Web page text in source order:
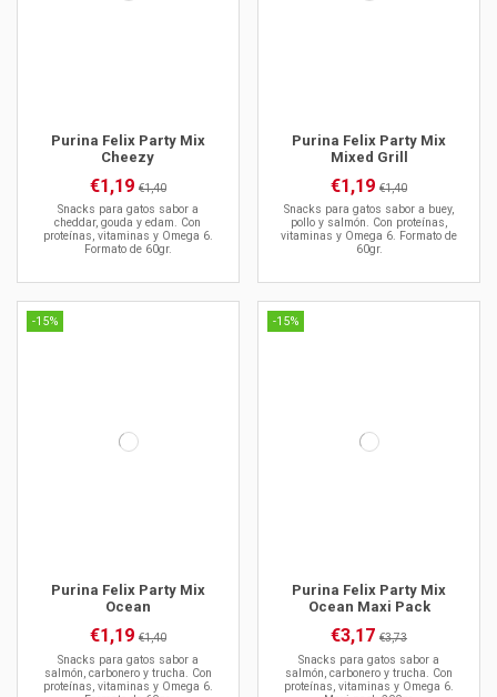
Purina Felix Party Mix
Cheezy
€1,19 €1,40
Snacks para gatos sabor a
cheddar, gouda y edam. Con
proteínas, vitaminas y Omega 6.
Formato de 60gr.
Purina Felix Party Mix
Mixed Grill
€1,19€1,40
Snacks para gatos sabor a buey,
pollo y salmón. Con proteínas,
vitaminas y Omega 6. Formato de
60gr.
-15%
Purina Felix Party Mix
Ocean
€1,19 €1,40
Snacks para gatos sabor a
salmón, carbonero y trucha. Con
proteínas, vitaminas y Omega 6.
-15%
Purina Felix Party Mix
Ocean Maxi Pack
€3,17€3,73
Snacks para gatos sabor a
salmón, carbonero y trucha. Con
proteínas, vitaminas y Omega 6.